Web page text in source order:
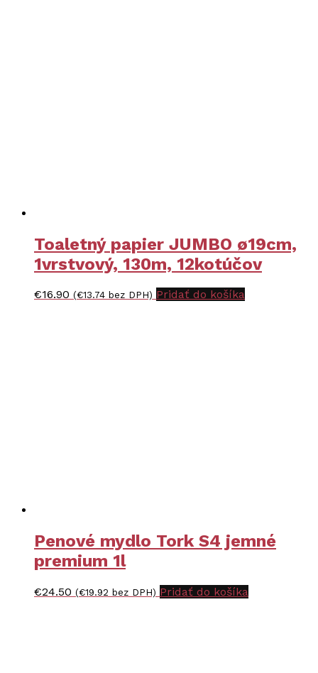
Toaletný papier JUMBO ø19cm,
1vrstvový, 130m, 12kotúčov
€16.90 (€13.74 bez DPH) Pridať do košíka
Penové mydlo Tork S4 jemné
premium 1l
€24.50 (€19.92 bez DPH) Pridať do košíka